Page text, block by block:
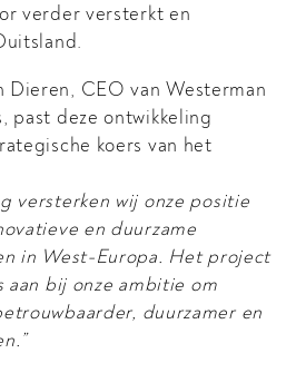
verder versterkt en
Dieren, CEO van Westerman
past deze ontwikkeling
koers van het
versterken wij onze positie
en duurzame
in West-Europa. Het project
aan bij onze ambitie om
duurzamer en